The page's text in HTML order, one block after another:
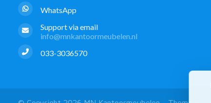
WhatsApp
Support via email
info@mnkantoormeubelen.nl
033-3036570